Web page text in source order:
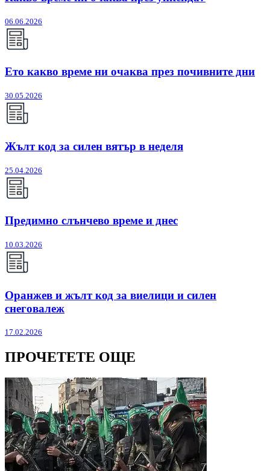
06.06.2026
Ето какво време ни очаква през почивните дни
30.05.2026
Жълт код за силен вятър в неделя
25.04.2026
Предимно слънчево време и днес
10.03.2026
Оранжев и жълт код за виелици и силен
снеговалеж
17.02.2026
ПРОЧЕТЕТЕ ОЩЕ